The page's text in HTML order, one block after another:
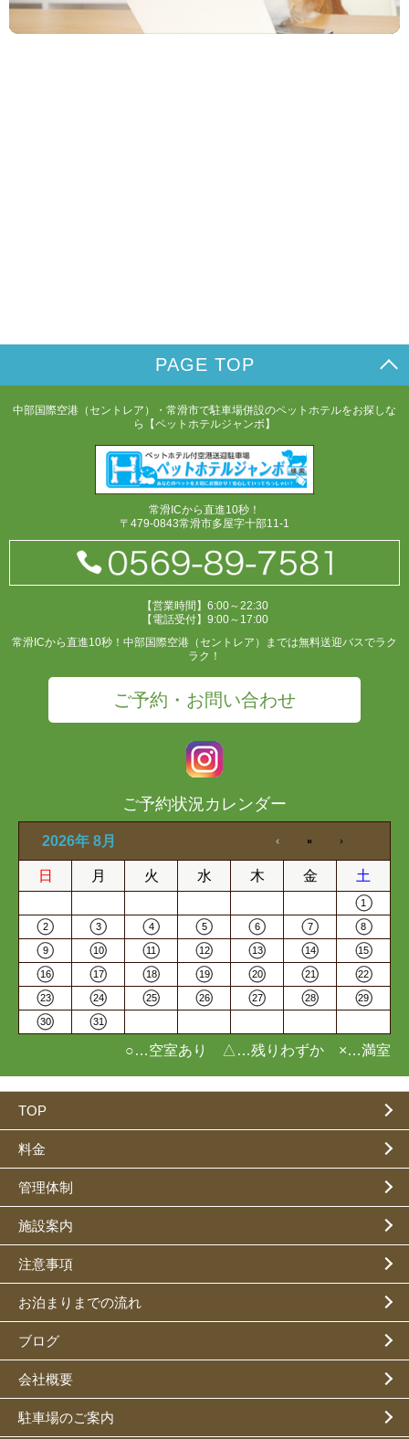
PAGE TOP
中部国際空港（セントレア）・常滑市で駐車場併設のペットホテルをお探しな
ら【ペットホテルジャンボ】
常滑ICから直進10秒！
〒479-0843常滑市多屋字十部11-1
【営業時間】6:00～22:30
【電話受付】9:00～17:00
常滑ICから直進10秒！中部国際空港（セントレア）までは無料送迎バスでラク
ラク！
ご予約・お問い合わせ
ご予約状況カレンダー
2026年 8月
日 月 火 水 木 金 土
1
2 3 4 5 6 7 8
9 10 11 12 13 14 15
16 17 18 19 20 21 22
23 24 25 26 27 28 29
30 31
○…空室あり △…残りわずか ×…満室
TOP
料金
管理体制
施設案内
注意事項
お泊まりまでの流れ
ブログ
会社概要
駐車場のご案内